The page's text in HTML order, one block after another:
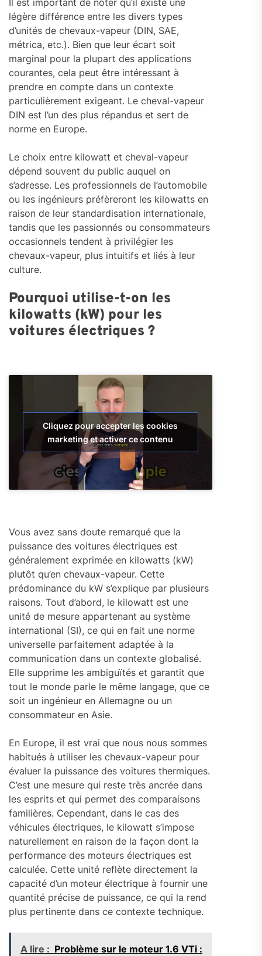
Il est important de noter qu’il existe une
légère différence entre les divers types
d’unités de chevaux-vapeur (DIN, SAE,
métrica, etc.). Bien que leur écart soit
marginal pour la plupart des applications
courantes, cela peut être intéressant à
prendre en compte dans un contexte
particulièrement exigeant. Le cheval-vapeur
DIN est l’un des plus répandus et sert de
norme en Europe.
Le choix entre kilowatt et cheval-vapeur
dépend souvent du public auquel on
s’adresse. Les professionnels de l’automobile
ou les ingénieurs préfèreront les kilowatts en
raison de leur standardisation internationale,
tandis que les passionnés ou consommateurs
occasionnels tendent à privilégier les
chevaux-vapeur, plus intuitifs et liés à leur
culture.
Pourquoi utilise-t-on les
kilowatts (kW) pour les
voitures électriques ?
Cliquez pour accepter les cookies
marketing et activer ce contenu
Vous avez sans doute remarqué que la
puissance des voitures électriques est
généralement exprimée en kilowatts (kW)
plutôt qu’en chevaux-vapeur. Cette
prédominance du kW s’explique par plusieurs
raisons. Tout d’abord, le kilowatt est une
unité de mesure appartenant au système
international (SI), ce qui en fait une norme
universelle parfaitement adaptée à la
communication dans un contexte globalisé.
Elle supprime les ambiguïtés et garantit que
tout le monde parle le même langage, que ce
soit un ingénieur en Allemagne ou un
consommateur en Asie.
En Europe, il est vrai que nous nous sommes
habitués à utiliser les chevaux-vapeur pour
évaluer la puissance des voitures thermiques.
C’est une mesure qui reste très ancrée dans
les esprits et qui permet des comparaisons
familières. Cependant, dans le cas des
véhicules électriques, le kilowatt s’impose
naturellement en raison de la façon dont la
performance des moteurs électriques est
calculée. Cette unité reflète directement la
capacité d’un moteur électrique à fournir une
quantité précise de puissance, ce qui la rend
plus pertinente dans ce contexte technique.
A lire : Problème sur le moteur 1.6 VTi :